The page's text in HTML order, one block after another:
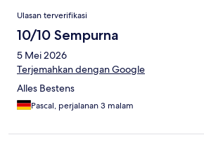
Ulasan
Ulasan terverifikasi
10/10 Sempurna
5 Mei 2026
Terjemahkan dengan Google
Alles Bestens
Pascal, perjalanan 3 malam